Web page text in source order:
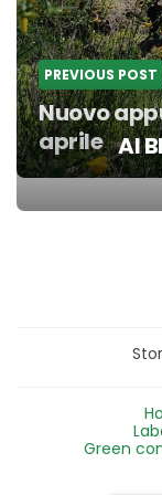
PREVIOUS POST
Nuovo
aprile AI
Green